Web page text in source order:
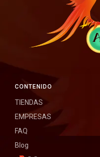
CONTENIDO
TIENDAS
EMPRESAS
FAQ
Blog